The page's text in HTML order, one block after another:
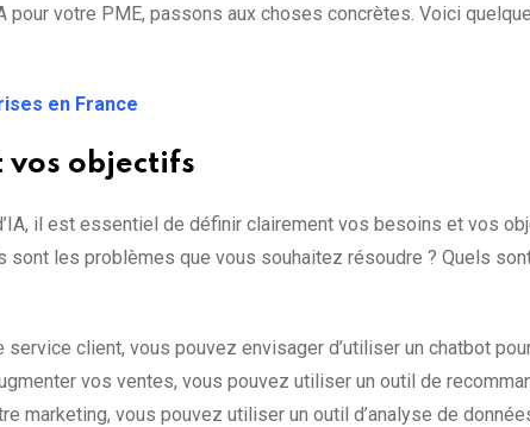
pour votre PME, passons aux choses concrètes. Voici
en France
vos objectifs
il est essentiel de définir clairement vos besoins et vos
sont les problèmes que vous souhaitez résoudre ? Quels
client, vous pouvez envisager d’utiliser un chatbot
vos ventes, vous pouvez utiliser un outil de
marketing, vous pouvez utiliser un outil d’analyse de